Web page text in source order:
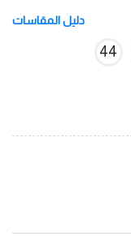
دليل المقاسات
44